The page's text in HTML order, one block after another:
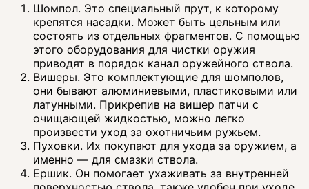
Шомпол. Это специальный прут, к которому
крепятся насадки. Может быть цельным или
состоять из отдельных фрагментов. С помощью
этого оборудования для чистки оружия
приводят в порядок канал оружейного ствола.
Вишеры. Это комплектующие для шомполов,
они бывают алюминиевыми, пластиковыми или
латунными. Прикрепив на вишер патчи с
очищающей жидкостью, можно легко
произвести уход за охотничьим ружьем.
Пуховки. Их покупают для ухода за оружием, а
именно — для смазки ствола.
Ершик. Он помогает ухаживать за внутренней